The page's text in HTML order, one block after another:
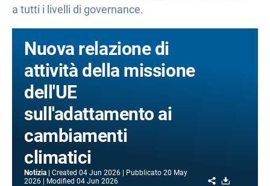
a tutti i livelli di governance.
Nuova relazione di
attività della missione
dell'UE
sull'adattamento ai
cambiamenti
climatici
Notizia Created 04 Jun 2026 Pubblicato 20 May
2026
Modified 04 Jun 2026 Share